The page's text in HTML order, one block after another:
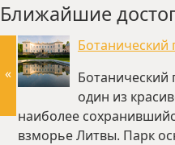
Ближайшие
Ботанический
Ботанический
один из
наиболее
взморье Литвы. Парк
«